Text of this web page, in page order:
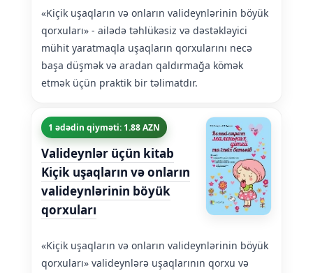
«Kiçik uşaqların və onların valideynlərinin böyük
qorxuları» - ailədə təhlükəsiz və dəstəkləyici
mühit yaratmaqla uşaqların qorxularını necə
başa düşmək və aradan qaldırmağa kömək
etmək üçün praktik bir təlimatdır.
1 ədədin qiyməti: 1.88 AZN
Valideynlər üçün kitab
Kiçik uşaqların və onların
valideynlərinin böyük
qorxuları
«Kiçik uşaqların və onların valideynlərinin böyük
qorxuları» valideynlərə uşaqlarının qorxu və